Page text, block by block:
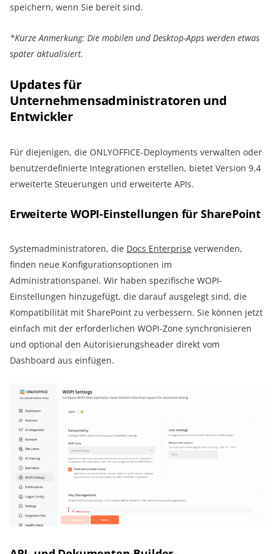
speichern, wenn Sie bereit sind.
*Kurze Anmerkung: Die mobilen und Desktop-Apps werden etwas
später aktualisiert.
Updates für
Unternehmensadministratoren und
Entwickler
Für diejenigen, die ONLYOFFICE-Deployments verwalten oder
benutzerdefinierte Integrationen erstellen, bietet Version 9.4
erweiterte Steuerungen und erweiterte APIs.
Erweiterte WOPI-Einstellungen für SharePoint
Systemadministratoren, die Docs Enterprise verwenden,
finden neue Konfigurationsoptionen im
Administrationspanel. Wir haben spezifische WOPI-
Einstellungen hinzugefügt, die darauf ausgelegt sind, die
Kompatibilität mit SharePoint zu verbessern. Sie können jetzt
einfach mit der erforderlichen WOPI-Zone synchronisieren
und optional den Autorisierungsheader direkt vom
Dashboard aus einfügen.